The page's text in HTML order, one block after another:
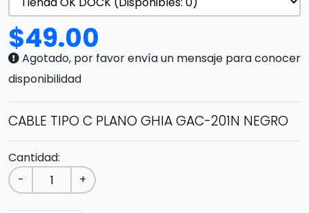
$49.00
Agotado, por favor envía un mensaje para conocer
disponibilidad
CABLE TIPO C PLANO GHIA GAC-201N NEGRO
Cantidad:
-
+